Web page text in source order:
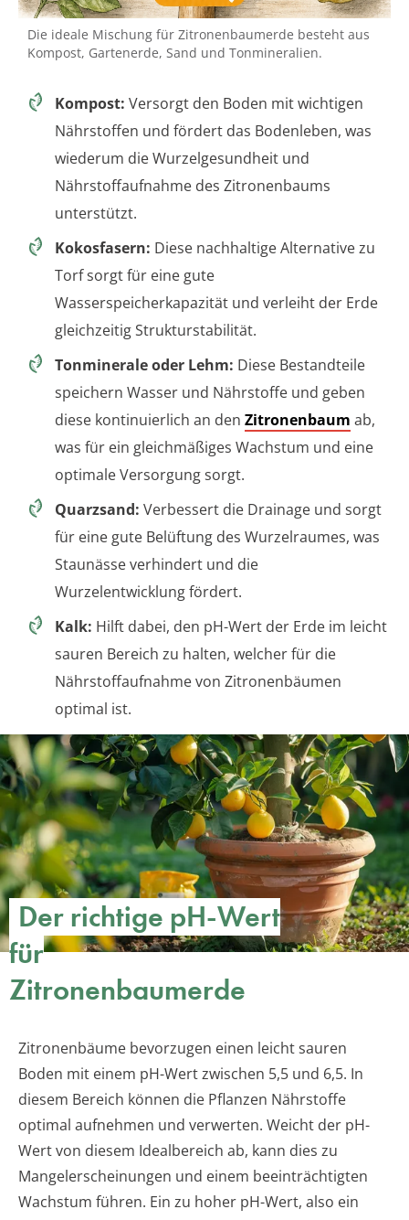
Die ideale Mischung für Zitronenbaumerde besteht aus
Kompost, Gartenerde, Sand und Tonmineralien.
Kompost: Versorgt den Boden mit wichtigen
Nährstoffen und fördert das Bodenleben, was
wiederum die Wurzelgesundheit und
Nährstoffaufnahme des Zitronenbaums
unterstützt.
Kokosfasern: Diese nachhaltige Alternative zu
Torf sorgt für eine gute
Wasserspeicherkapazität und verleiht der Erde
gleichzeitig Strukturstabilität.
Tonminerale oder Lehm: Diese Bestandteile
speichern Wasser und Nährstoffe und geben
diese kontinuierlich an den Zitronenbaum ab,
was für ein gleichmäßiges Wachstum und eine
optimale Versorgung sorgt.
Quarzsand: Verbessert die Drainage und sorgt
für eine gute Belüftung des Wurzelraumes, was
Staunässe verhindert und die
Wurzelentwicklung fördert.
Kalk: Hilft dabei, den pH-Wert der Erde im leicht
sauren Bereich zu halten, welcher für die
Nährstoffaufnahme von Zitronenbäumen
optimal ist.
Der richtige pH-Wert
für
Zitronenbaumerde
Zitronenbäume bevorzugen einen leicht sauren
Boden mit einem pH-Wert zwischen 5,5 und 6,5. In
diesem Bereich können die Pflanzen Nährstoffe
optimal aufnehmen und verwerten. Weicht der pH-
Wert von diesem Idealbereich ab, kann dies zu
Mangelerscheinungen und einem beeinträchtigten
Wachstum führen. Ein zu hoher pH-Wert, also ein